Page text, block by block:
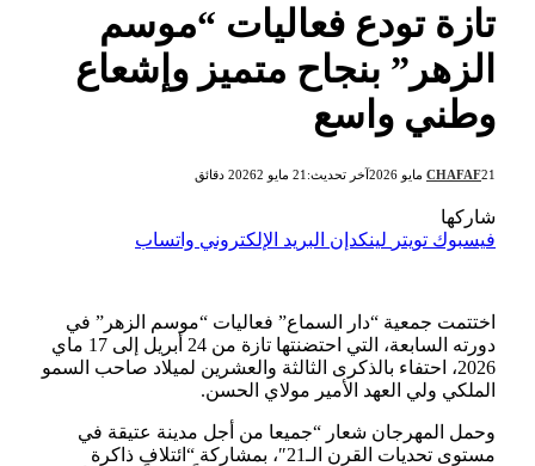
تازة تودع فعاليات “موسم
الزهر” بنجاح متميز وإشعاع
وطني واسع
CHAFAF21 مايو 2026 آخر تحديث:21 مايو 2026 2 دقائق
شاركها
فيسبوك تويتر لينكدإن البريد الإلكتروني واتساب
اختتمت جمعية “دار السماع” فعاليات “موسم الزهر” في
دورته السابعة، التي احتضنتها تازة من 24 أبريل إلى 17 ماي
2026، احتفاء بالذكرى الثالثة والعشرين لميلاد صاحب السمو
الملكي ولي العهد الأمير مولاي الحسن.
وحمل المهرجان شعار “جميعا من أجل مدينة عتيقة في
مستوى تحديات القرن الـ21″، بمشاركة “ائتلاف ذاكرة